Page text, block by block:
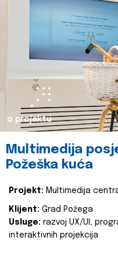
o projektu
Multimedija
Požeška kuća
Projekt: Multimedija
Klijent: Grad Požega
Usluge: razvoj UX/UI,
interaktivnih projekcija